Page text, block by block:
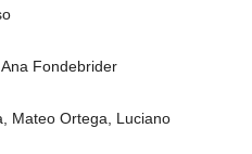
Fondebrider
Mateo Ortega, Luciano